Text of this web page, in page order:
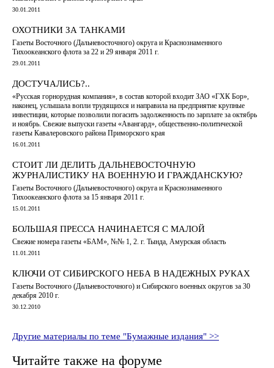
30.01.2011
ОХОТНИКИ ЗА ТАНКАМИ
Газеты Восточного (Дальневосточного) округа и Краснознаменного
Тихоокеанского флота за 22 и 29 января 2011 г.
29.01.2011
ДОСТУЧАЛИСЬ?..
«Русская горнорудная компания», в состав которой входит ЗАО «ГХК Бор»,
наконец, услышала вопли трудящихся и направила на предприятие крупные
инвестиции, которые позволили погасить задолженность по зарплате за октябрь
и ноябрь. Свежие выпуски газеты «Авангард», общественно-политической
газеты Кавалеровского района Приморского края
16.01.2011
СТОИТ ЛИ ДЕЛИТЬ ДАЛЬНЕВОСТОЧНУЮ
ЖУРНАЛИСТИКУ НА ВОЕННУЮ И ГРАЖДАНСКУЮ?
Газеты Восточного (Дальневосточного) округа и Краснознаменного
Тихоокеанского флота за 15 января 2011 г.
15.01.2011
БОЛЬШАЯ ПРЕССА НАЧИНАЕТСЯ С МАЛОЙ
Свежие номера газеты «БАМ», №№ 1, 2. г. Тында, Амурская область
11.01.2011
КЛЮЧИ ОТ СИБИРСКОГО НЕБА В НАДЕЖНЫХ РУКАХ
Газеты Восточного (Дальневосточного) и Сибирского военных округов за 30
декабря 2010 г.
30.12.2010
Другие материалы по теме "Бумажные издания" >>
Читайте также на форуме